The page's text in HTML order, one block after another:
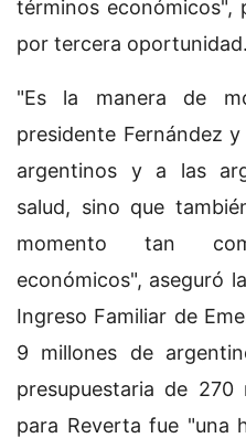
términos económicos",
por tercera oportunidad.
"Es la manera de
presidente Fernández
argentinos y a las
salud, sino que
momento tan
económicos", aseguró
Ingreso Familiar de
9 millones de
presupuestaria de
para Reverta fue "una